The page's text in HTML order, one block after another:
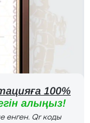
100%
алыңыз!
енген. Qr коды